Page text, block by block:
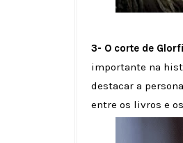
3- O corte de
importante na
destacar a
entre os livros e